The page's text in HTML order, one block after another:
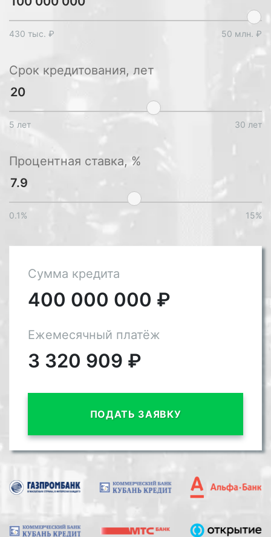
430 тыс. ₽ 50 млн. ₽
Срок кредитования, лет
5 лет 30 лет
Процентная ставка, %
0.1% 15%
Сумма кредита
400 000 000 ₽
Ежемесячный платёж
3 320 909 ₽
ПОДАТЬ ЗАЯВКУ